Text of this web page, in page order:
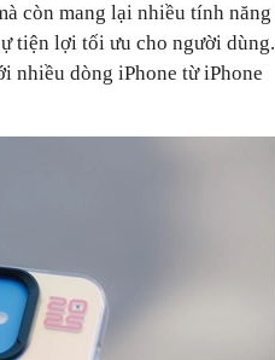
còn mang lại nhiều tính năng
tiện lợi tối ưu cho người dùng.
nhiều dòng iPhone từ iPhone